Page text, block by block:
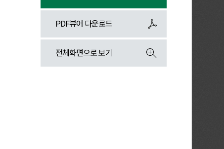
PDF뷰어 다운로드
전체화면으로 보기